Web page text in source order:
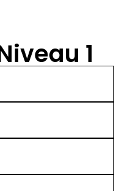
1